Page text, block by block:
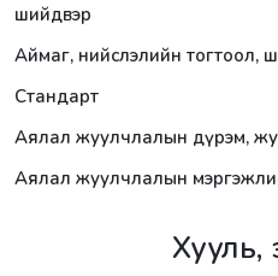
шийдвэр
Аймаг, нийслэлийн тогтоол,
Стандарт
Аялал жуулчлалын дүрэм,
Аялал жуулчлалын
Хууль,